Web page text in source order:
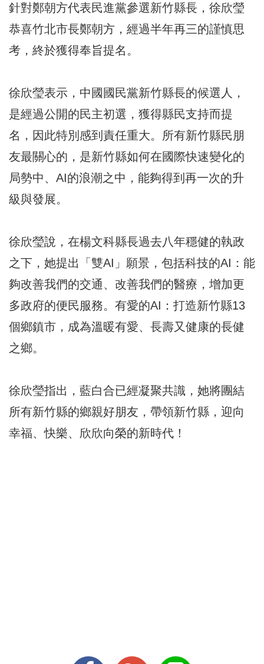
針對鄭朝方代表民進黨參選新竹縣長，徐欣瑩
恭喜竹北市長鄭朝方，經過半年再三的謹慎思
考，終於獲得奉旨提名。
徐欣瑩表示，中國國民黨新竹縣長的候選人，
是經過公開的民主初選，獲得縣民支持而提
名，因此特別感到責任重大。所有新竹縣民朋
友最關心的，是新竹縣如何在國際快速變化的
局勢中、AI的浪潮之中，能夠得到再一次的升
級與發展。
徐欣瑩說，在楊文科縣長過去八年穩健的執政
之下，她提出「雙AI」願景，包括科技的AI：能
夠改善我們的交通、改善我們的醫療，增加更
多政府的便民服務。有愛的AI：打造新竹縣13
個鄉鎮市，成為溫暖有愛、長壽又健康的長健
之鄉。
徐欣瑩指出，藍白合已經凝聚共識，她將團結
所有新竹縣的鄉親好朋友，帶領新竹縣，迎向
幸福、快樂、欣欣向榮的新時代！